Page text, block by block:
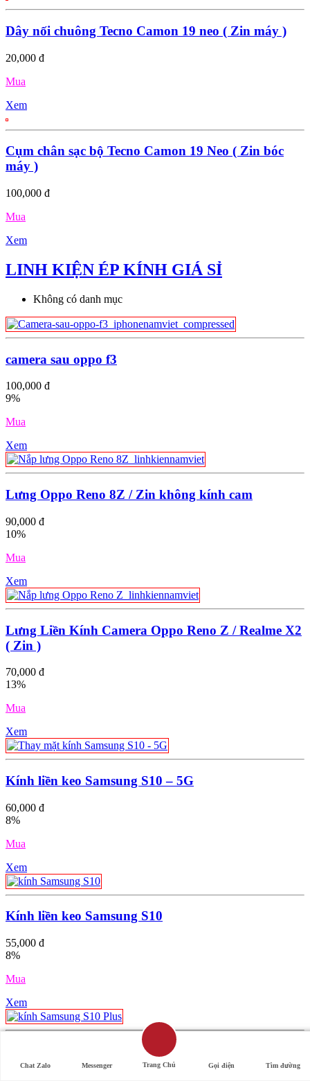
Dây nối chuông Tecno Camon 19 neo ( Zin máy )
20,000 đ
Mua
Xem
Cụm chân sạc bộ Tecno Camon 19 Neo ( Zin bóc
máy )
100,000 đ
Mua
Xem
LINH KIỆN ÉP KÍNH GIÁ SỈ
Không có danh mục
camera sau oppo f3
100,000 đ
9%
Mua
Xem
Lưng Oppo Reno 8Z / Zin không kính cam
90,000 đ
10%
Mua
Xem
Lưng Liền Kính Camera Oppo Reno Z / Realme X2
( Zin )
70,000 đ
13%
Mua
Xem
Kính liền keo Samsung S10 – 5G
60,000 đ
8%
Mua
Xem
Kính liền keo Samsung S10
55,000 đ
8%
Mua
Xem
Kính liền keo Samsung S10 Plus
Chat Zalo Messenger Trang Chủ Gọi điện Tìm đường